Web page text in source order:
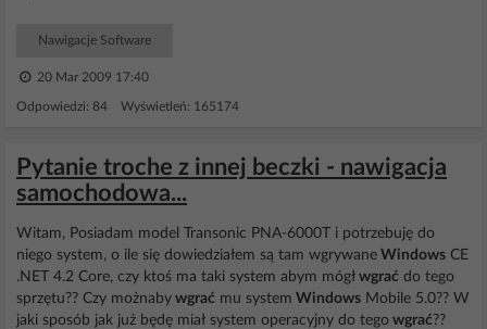
Nawigacje Software
20 Mar 2009 17:40
Odpowiedzi: 84 Wyświetleń: 165174
Pytanie troche z innej beczki - nawigacja
samochodowa...
Witam, Posiadam model Transonic PNA-6000T i potrzebuję do
niego system, o ile się dowiedziałem są tam wgrywane Windows CE
.NET 4.2 Core, czy ktoś ma taki system abym mógł wgrać do tego
sprzętu?? Czy możnaby wgrać mu system Windows Mobile 5.0?? W
jaki sposób jak już będę miał system operacyjny do tego wgrać??